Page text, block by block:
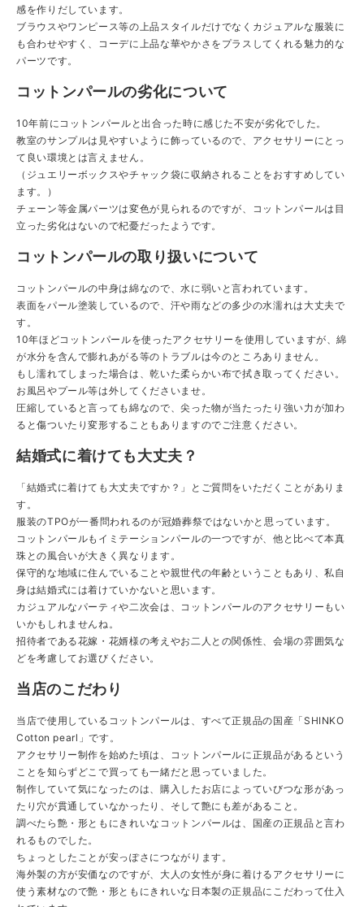
感を作りだしています。
ブラウスやワンピース等の上品スタイルだけでなくカジュアルな服装に
も合わせやすく、コーデに上品な華やかさをプラスしてくれる魅力的な
パーツです。
コットンパールの劣化について
10年前にコットンパールと出合った時に感じた不安が劣化でした。
教室のサンプルは見やすいように飾っているので、アクセサリーにとっ
て良い環境とは言えません。
（ジュエリーボックスやチャック袋に収納されることをおすすめしてい
ます。）
チェーン等金属パーツは変色が見られるのですが、コットンパールは目
立った劣化はないので杞憂だったようです。
コットンパールの取り扱いについて
コットンパールの中身は綿なので、水に弱いと言われています。
表面をパール塗装しているので、汗や雨などの多少の水濡れは大丈夫で
す。
10年ほどコットンパールを使ったアクセサリーを使用していますが、綿
が水分を含んで膨れあがる等のトラブルは今のところありません。
もし濡れてしまった場合は、乾いた柔らかい布で拭き取ってください。
お風呂やプール等は外してくださいませ。
圧縮していると言っても綿なので、尖った物が当たったり強い力が加わ
ると傷ついたり変形することもありますのでご注意ください。
結婚式に着けても大丈夫？
「結婚式に着けても大丈夫ですか？」とご質問をいただくことがありま
す。
服装のTPOが一番問われるのが冠婚葬祭ではないかと思っています。
コットンパールもイミテーションパールの一つですが、他と比べて本真
珠との風合いが大きく異なります。
保守的な地域に住んでいることや親世代の年齢ということもあり、私自
身は結婚式には着けていかないと思います。
カジュアルなパーティや二次会は、コットンパールのアクセサリーもい
いかもしれませんね。
招待者である花嫁・花婿様の考えやお二人との関係性、会場の雰囲気な
どを考慮してお選びください。
当店のこだわり
当店で使用しているコットンパールは、すべて正規品の国産「SHINKO
Cotton pearl」です。
アクセサリー制作を始めた頃は、コットンパールに正規品があるという
ことを知らずどこで買っても一緒だと思っていました。
制作していて気になったのは、購入したお店によっていびつな形があっ
たり穴が貫通していなかったり、そして艶にも差があること。
調べたら艶・形ともにきれいなコットンパールは、国産の正規品と言わ
れるものでした。
ちょっとしたことが安っぽさにつながります。
海外製の方が安価なのですが、大人の女性が身に着けるアクセサリーに
使う素材なので艶・形ともにきれいな日本製の正規品にこだわって仕入